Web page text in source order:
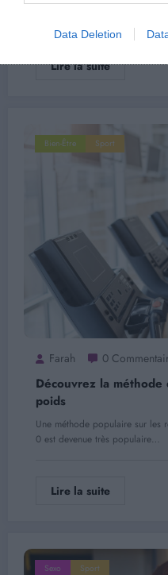
Data Deletion
Lire la suite
Bien-Être Sport
Farah 0
Découvrez la
poids
Une méthode populaire sur les
0 est devenue très populaire…
Lire la suite
Sexo Sport